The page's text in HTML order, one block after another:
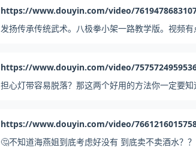
https://www.douyin.com/video/
发扬传承传统武术。八极拳小架一路教学版。视频
https://www.douyin.com/video/
担心灯带容易脱落？那这两个好用的方法你一定要
https://www.douyin.com/video/
🤔不知道海燕姐到底考虑好没有 到底卖不卖酒水？